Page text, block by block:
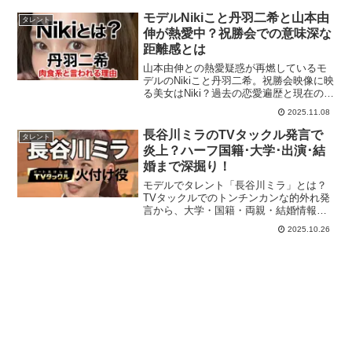
タレント
モデルNikiこと丹羽二希と山本由
伸が熱愛中？祝勝会での意味深な
距離感とは
山本由伸との熱愛疑惑が再燃しているモ
デルのNikiこと丹羽二希。祝勝会映像に映
る美女はNiki？過去の恋愛遍歴と現在の活
動をわかりやすくまとめました。2025.11.08
タレント
長谷川ミラのTVタックル発言で
炎上？ハーフ国籍･大学･出演･結
婚まで深掘り！
モデルでタレント「長谷川ミラ」とは？
TVタックルでのトンチンカンな的外れ発
言から、大学・国籍・両親・結婚情報ま
で徹底紹介！Z世代の社会派コメンテータ
ーとして注目されるのはなぜ？
2025.10.26